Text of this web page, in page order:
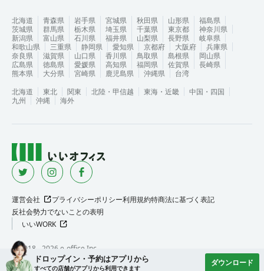
ドロップイン・予約はアプリから
すべての店舗がアプリから利用できます
ダウンロード
北海道 青森県 岩手県 宮城県 秋田県 山形県
福島県
茨城県
群馬県 栃木県 埼玉県 千葉県 東京都
神奈川県
新潟県
富山県 石川県 福井県 山梨県 長野県
岐阜県
和歌山県
三重県 静岡県 愛知県 京都府 大阪府
兵庫県
奈良県
滋賀県 山口県 香川県 鳥取県 島根県
岡山県
広島県
徳島県 愛媛県 高知県 福岡県 佐賀県
長崎県
熊本県
大分県 宮崎県 鹿児島県 沖縄県
台湾
北海道
東北 関東 北陸・甲信越 東海・近畿
中国・四国
九州
沖縄 海外
運営会社 プライバシーポリシー利用規約特商法に基づく表記
反社会勢力でないことの表明
いいWORK
©︎ 2018 - 2026 e-office Inc.